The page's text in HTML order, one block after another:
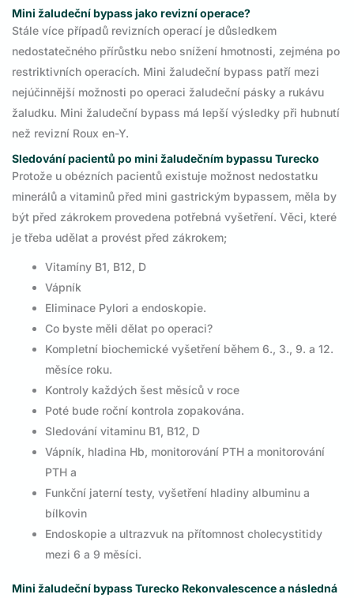
Mini žaludeční bypass jako revizní operace?
Stále více případů revizních operací je důsledkem
nedostatečného přírůstku nebo snížení hmotnosti, zejména po
restriktivních operacích. Mini žaludeční bypass patří mezi
nejúčinnější možnosti po operaci žaludeční pásky a rukávu
žaludku. Mini žaludeční bypass má lepší výsledky při hubnutí
než revizní Roux en-Y.
Sledování pacientů po mini žaludečním bypassu Turecko
Protože u obézních pacientů existuje možnost nedostatku
minerálů a vitaminů před mini gastrickým bypassem, měla by
být před zákrokem provedena potřebná vyšetření. Věci, které
je třeba udělat a provést před zákrokem;
Vitamíny B1, B12, D
Vápník
Eliminace Pylori a endoskopie.
Co byste měli dělat po operaci?
Kompletní biochemické vyšetření během 6., 3., 9. a 12.
měsíce roku.
Kontroly každých šest měsíců v roce
Poté bude roční kontrola zopakována.
Sledování vitaminu B1, B12, D
Vápník, hladina Hb, monitorování PTH a monitorování
PTH a
Funkční jaterní testy, vyšetření hladiny albuminu a
bílkovin
Endoskopie a ultrazvuk na přítomnost cholecystitidy
mezi 6 a 9 měsíci.
Mini žaludeční bypass Turecko Rekonvalescence a následná